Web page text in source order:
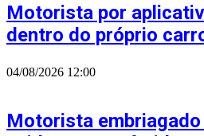
Motorista por
dentro do próprio
04/08/2026 12:00
Motorista